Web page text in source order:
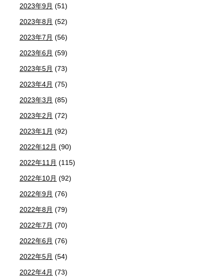
2023年9月 (51)
2023年8月 (52)
2023年7月 (56)
2023年6月 (59)
2023年5月 (73)
2023年4月 (75)
2023年3月 (85)
2023年2月 (72)
2023年1月 (92)
2022年12月 (90)
2022年11月 (115)
2022年10月 (92)
2022年9月 (76)
2022年8月 (79)
2022年7月 (70)
2022年6月 (76)
2022年5月 (54)
2022年4月 (73)